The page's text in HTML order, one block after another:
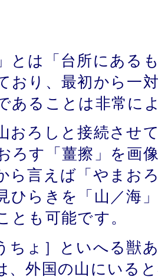
」とは「台所にある
おり、最初から一
あることは非常に
おろしと接続させ
ろす「薑擦」を画
言えば「やまお
ひらきを「山／海
とも可能です。
ちょ］といへる獣
、外国の山にいる